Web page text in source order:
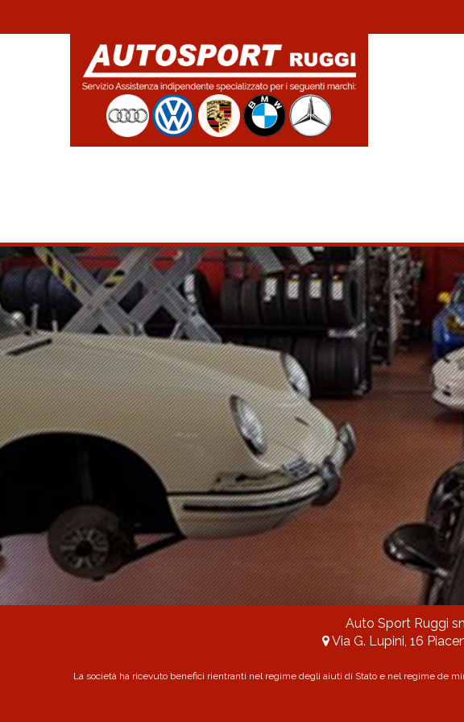
Auto Sport Ruggi
Via G. Lupini, 16
La società ha ricevuto benefici rientranti nel regime degli aiuti di Stato e nel regime de